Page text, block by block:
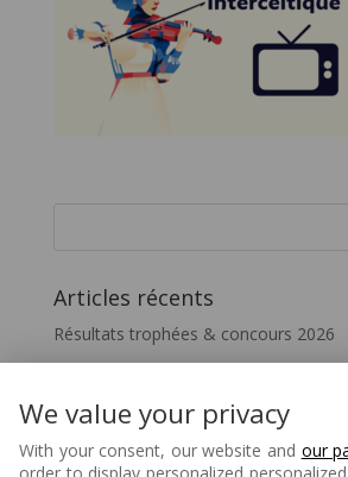
Articles récents
Résultats trophées & concours 2026
Vivez le FIL – InterceltiqueTV 2026
Festicelte 2026 – Le Quotidien du FIL
Disparition de Melaine Favennec
We value your privacy
With your consent, our website and our